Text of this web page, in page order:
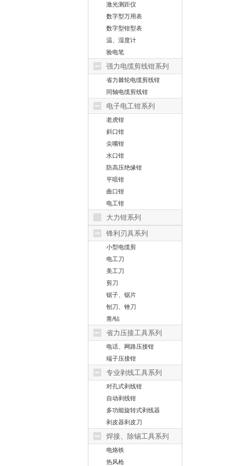
激光测距仪
数字型万用表
数字型钳型表
温、湿度计
验电笔
强力电缆剪线钳系列
省力棘轮电缆剪线钳
同轴电缆剪线钳
电子电工钳系列
老虎钳
斜口钳
尖嘴钳
水口钳
防高压绝缘钳
平咀钳
曲口钳
电工钳
大力钳系列
锋利刃具系列
小型电缆剪
电工刀
美工刀
剪刀
锯子、锯片
刨刀、锉刀
凿/钻
省力压接工具系列
电话、网路压接钳
端子压接钳
专业剥线工具系列
对孔式剥线钳
自动剥线钳
多功能旋转式剥线器
剥皮器剥皮刀
焊接、除锡工具系列
电烙铁
热风枪